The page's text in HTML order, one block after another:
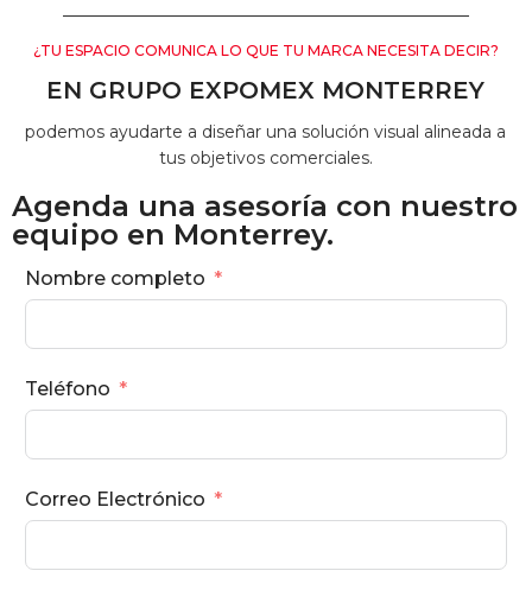
¿TU ESPACIO COMUNICA LO QUE TU MARCA NECESITA DECIR?
EN GRUPO EXPOMEX MONTERREY
podemos ayudarte a diseñar una solución visual alineada a
tus objetivos comerciales.
Agenda una asesoría con nuestro
equipo en Monterrey.
Nombre completo
Teléfono
Correo Electrónico